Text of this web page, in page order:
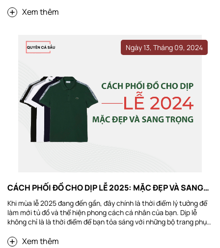
2025. Cho dù bạn là người đam mê thể thao hay yêu thích phong
thiệu về Áo Polo Tennis...
Xem thêm
CÁCH PHỐI ĐỒ CHO DỊP LỄ 2025: MẶC ĐẸP VÀ SANG
TRỌNG
Khi mùa lễ 2025 đang đến gần, đây chính là thời điểm lý tưởng để
làm mới tủ đồ và thể hiện phong cách cá nhân của bạn. Dịp lễ
không chỉ là là thời điểm để bạn tỏa sáng với những bộ trang phục
hợp với không khí lễ hội? Hãy cùng khám phá những bí quyết phối
Xem thêm
Ngày 13, Tháng 09, 2024